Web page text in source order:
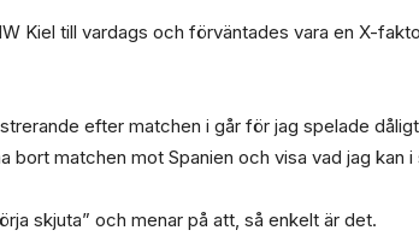
Kiel till vardags och förväntades vara en X-
efter matchen i går för jag spelade
bort matchen mot Spanien och visa vad jag kan i
skjuta” och menar på att, så enkelt är det.